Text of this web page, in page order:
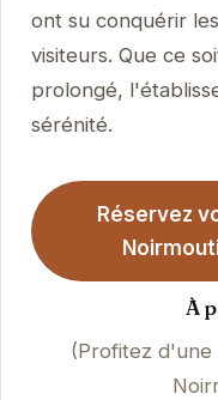
ont su conquérir
visiteurs. Que ce
prolongé,
sérénité.
Réservez
À
(Profitez